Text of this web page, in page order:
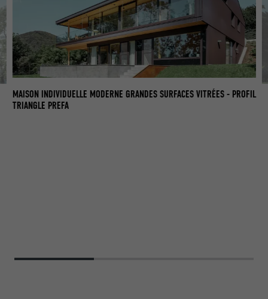
MAISON INDIVIDUELLE MODERNE GRANDES SURFACES VITRÉES - PROFIL
TRIANGLE PREFA